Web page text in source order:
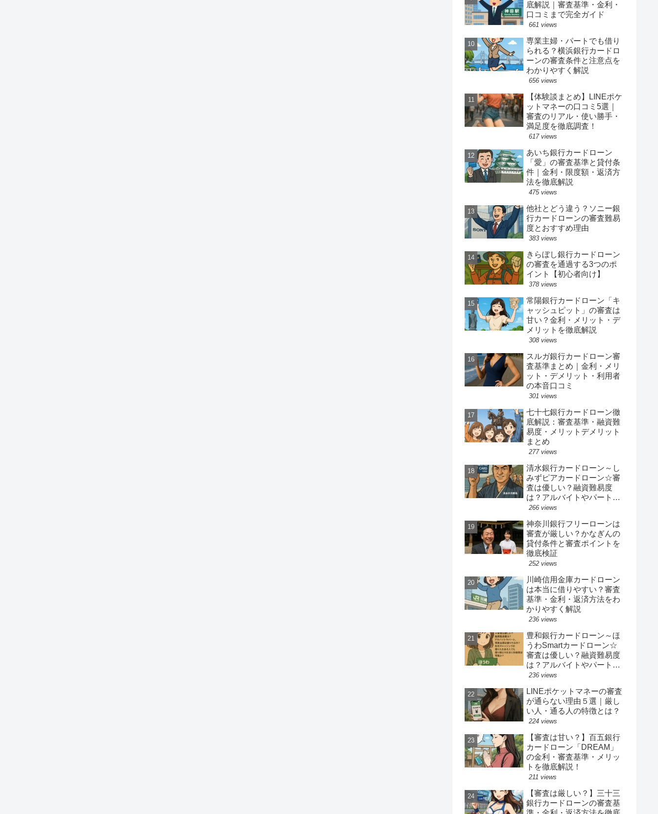
底解説｜審査基準・金利・
口コミまで完全ガイド
661 views
専業主婦・パートでも借り
られる？横浜銀行カードロ
ーンの審査条件と注意点を
わかりやすく解説
656 views
【体験談まとめ】LINEポケ
ットマネーの口コミ5選｜
審査のリアル・使い勝手・
満足度を徹底調査！
617 views
あいち銀行カードローン
「愛」の審査基準と貸付条
件｜金利・限度額・返済方
法を徹底解説
475 views
他社とどう違う？ソニー銀
行カードローンの審査難易
度とおすすめ理由
383 views
きらぼし銀行カードローン
の審査を通過する3つのポ
イント【初心者向け】
378 views
常陽銀行カードローン「キ
ャッシュピット」の審査は
甘い？金利・メリット・デ
メリットを徹底解説
308 views
スルガ銀行カードローン審
査基準まとめ｜金利・メリ
ット・デメリット・利用者
の本音口コミ
301 views
七十七銀行カードローン徹
底解説：審査基準・融資難
易度・メリットデメリット
まとめ
277 views
清水銀行カードローン～し
みずピアカードローン☆審
査は優しい？融資難易度
は？アルバイトやパート、
専業主婦は借りれるか？他
ある人でも借り換えやおま
とめ融資は可能か？
266 views
神奈川銀行フリーローンは
審査が厳しい？かなぎんの
貸付条件と審査ポイントを
徹底検証
252 views
川崎信用金庫カードローン
は本当に借りやすい？審査
基準・金利・返済方法をわ
かりやすく解説
236 views
豊和銀行カードローン～ほ
うわSmartカードローン☆
審査は優しい？融資難易度
は？アルバイトやパート、
専業主婦は借りれるか？他
ある人でも借り換えやおま
とめ融資は可能か？
236 views
LINEポケットマネーの審査
が通らない理由５選｜厳し
い人・通る人の特徴とは？
224 views
【審査は甘い？】百五銀行
カードローン「DREAM」
の金利・審査基準・メリッ
トを徹底解説！
211 views
【審査は厳しい？】三十三
銀行カードローンの審査基